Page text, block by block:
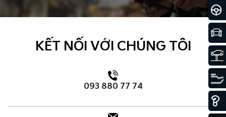
KẾT NỐI VỚI CHÚNG TÔI
093 880 77 74